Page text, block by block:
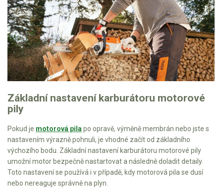
Aku STIHL
Aku AL-KO
Štípačka na dřevo
VARI
VARI malotraktory
VARI multifunkční nosiče
Sněhové frézy
Vertikutátory
Kultivátory
Základní nastavení karburátoru motorové
pily
Pokud je motorová pila po opravě, výměně membrán nebo jste s
nastavením výrazně pohnuli, je vhodné začít od základního
výchozího bodu. Základní nastavení karburátoru motorové pily
umožní motor bezpečně nastartovat a následně doladit detaily.
Toto nastavení se používá i v případě, kdy motorová pila se dusí
nebo nereaguje správně na plyn.